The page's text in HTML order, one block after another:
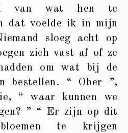
van wat hen te
dat voelde ik in mijn
sloeg acht op
zich vast af of ze
om wat bij de
bestellen. “ Ober ”,
“ waar kunnen we
” “ Er zijn op dit
te krijgen